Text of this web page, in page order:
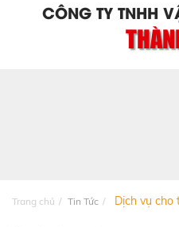
CÔNG TY TNHH
Trang chủ Tin Tức Dịch vụ cho